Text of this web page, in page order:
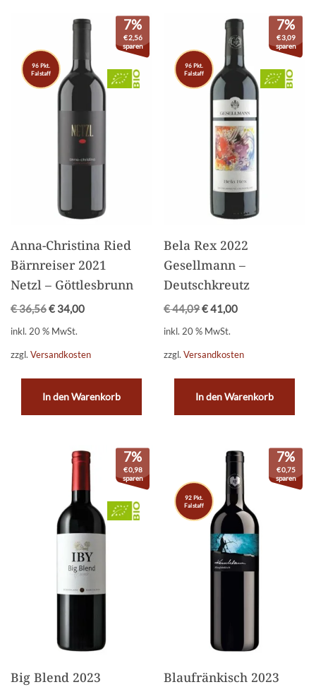
96 Pkt.
Falstaff
7%
€2,56
sparen
Anna-Christina Ried
Bärnreiser 2021
Netzl – Göttlesbrunn
€36,56€ 34,00
inkl. 20 % MwSt.
zzgl. Versandkosten
In den Warenkorb
96 Pkt.
Falstaff
7%
€3,09
sparen
Bela Rex 2022
Gesellmann –
Deutschkreutz
€44,09€41,00
inkl. 20 % MwSt.
zzgl.Versandkosten
In den Warenkorb
7%
€0,98
sparen
Big Blend 2023
92 Pkt.
Falstaff
7%
€0,75
sparen
Blaufränkisch 2023